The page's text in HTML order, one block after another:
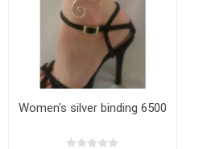
Women's silver binding 6500